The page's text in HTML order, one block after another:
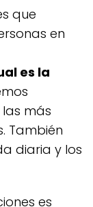
que
en
es la
más
También
diaria y los
es